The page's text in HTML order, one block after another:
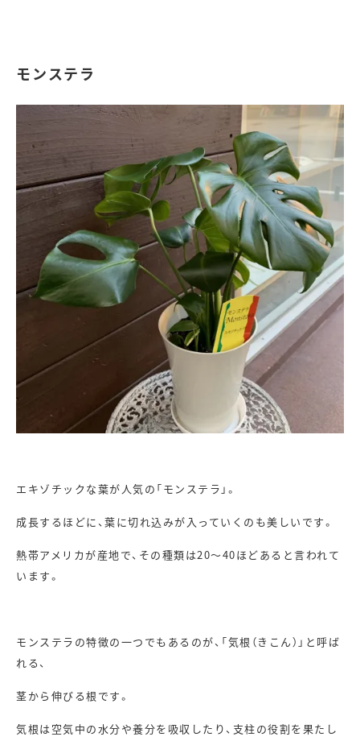
モンステラ
エキゾチックな葉が人気の「モンステラ」。
成長するほどに、葉に切れ込みが入っていくのも美しいです。
熱帯アメリカが産地で、その種類は20～40ほどあると言われて
います。
モンステラの特徴の一つでもあるのが、「気根（きこん）」と呼ば
れる、
茎から伸びる根です。
気根は空気中の水分や養分を吸収したり、支柱の役割を果たし